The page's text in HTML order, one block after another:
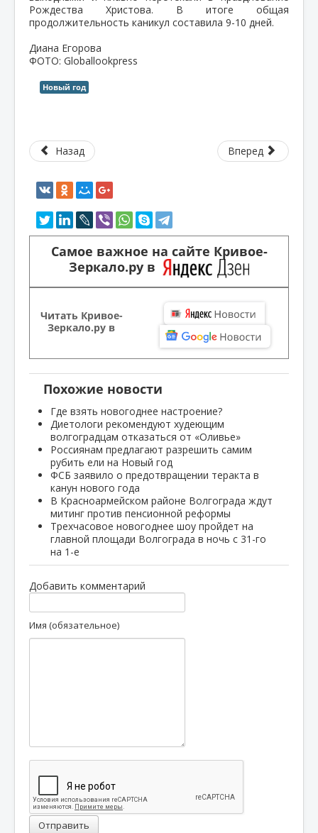
Рождества Христова. В итоге общая
продолжительность каникул составила 9-10 дней.
Диана Егорова
ФОТО: Globallookpress
Новый год
Назад Вперед
Самое важное на сайте Кривое-
Зеркало.ру в
Читать Кривое-
Зеркало.ру в
Похожие новости
Где взять новогоднее настроение?
Диетологи рекомендуют худеющим
волгоградцам отказаться от «Оливье»
Россиянам предлагают разрешить самим
рубить ели на Новый год
ФСБ заявило о предотвращении теракта в
канун нового года
В Красноармейском районе Волгограда ждут
митинг против пенсионной реформы
Трехчасовое новогоднее шоу пройдет на
главной площади Волгограда в ночь с 31-го
на 1-е
Добавить комментарий
Имя (обязательное)
Отправить